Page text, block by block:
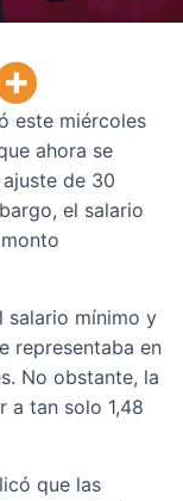
este miércoles
ahora se
de 30
el salario
salario mínimo y
representaba en
No obstante, la
a tan solo 1,48
que las